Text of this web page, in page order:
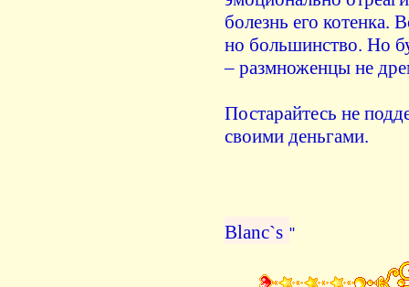
болезнь его котенка.
но большинство. Но
– размноженцы не
Постарайтесь не
своими деньгами.
Blanc`s "